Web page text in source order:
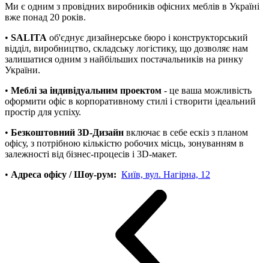
Ми є одним з провідних виробників офісних меблів в Україні
вже понад 20 років.
• SALITA об'єднує дизайнерське бюро і конструкторський
відділ, виробництво, складську логістику, що дозволяє нам
залишатися одним з найбільших постачальників на ринку
України.
• Меблі за індивідуальним проектом - це ваша можливість
оформити офіс в корпоративному стилі і створити ідеальний
простір для успіху.
• Безкоштовний 3D-Дизайн включає в себе ескіз з планом
офісу, з потрібною кількістю робочих місць, зонуванням в
залежності від бізнес-процесів і 3D-макет.
• Адреса офісу / Шоу-рум: Київ, вул. Нагірна, 12